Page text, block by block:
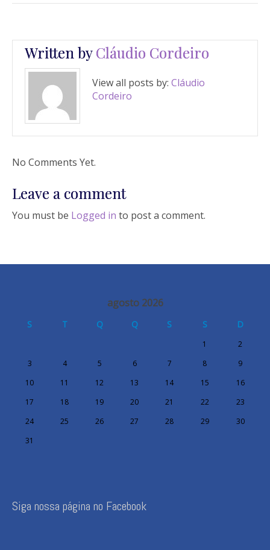
Written byCláudio Cordeiro
View all posts by: Cláudio
Cordeiro
No Comments Yet.
Leave a comment
You must be Logged in to post a comment.
agosto 2026
S T Q Q S S D
1
2
3
4 5 6 7 8
9
10
11 12 13 14 15
16
17
18 19 20 21 22
23
24
25 26 27 28 29
30
31
Siga nossa página no Facebook